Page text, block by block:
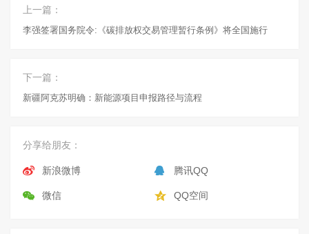
上一篇：
李强签署国务院令:《碳排放权交易管理暂行条例》将全国施行
下一篇：
新疆阿克苏明确：新能源项目申报路径与流程
分享给朋友：
新浪微博 腾讯QQ
微信 QQ空间